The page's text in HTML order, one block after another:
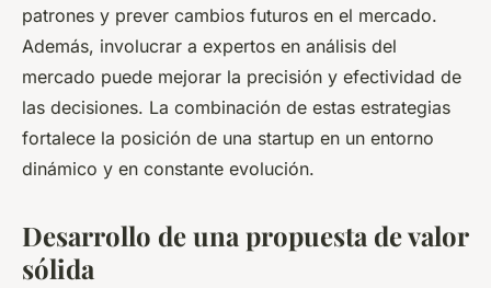
patrones y prever cambios futuros en el mercado.
Además, involucrar a expertos en análisis del
mercado puede mejorar la precisión y efectividad de
las decisiones. La combinación de estas estrategias
fortalece la posición de una startup en un entorno
dinámico y en constante evolución.
Desarrollo de una propuesta de valor
sólida